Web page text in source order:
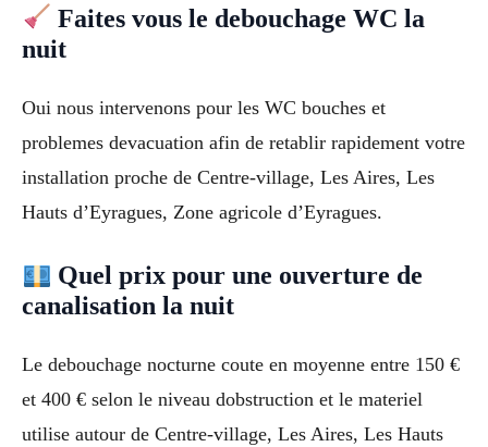
Faites vous le debouchage WC la
nuit
Oui nous intervenons pour les WC bouches et
problemes devacuation afin de retablir rapidement votre
installation proche de Centre-village, Les Aires, Les
Hauts d’Eyragues, Zone agricole d’Eyragues.
Quel prix pour une ouverture de
canalisation la nuit
Le debouchage nocturne coute en moyenne entre 150 €
et 400 € selon le niveau dobstruction et le materiel
utilise autour de Centre-village, Les Aires, Les Hauts